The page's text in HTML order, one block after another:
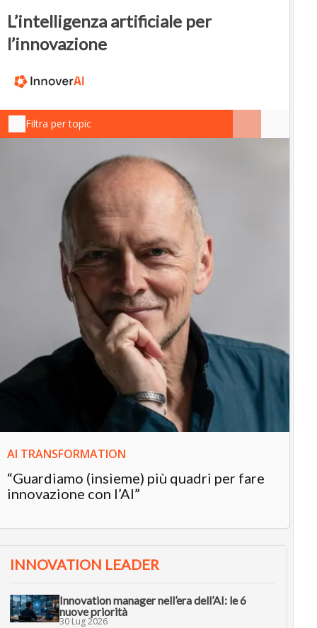
L’intelligenza artificiale per
l’innovazione
Filtra per topic
AI TRANSFORMATION
“Guardiamo (insieme) più quadri per fare
innovazione con l’AI”
INNOVATION LEADER
Innovation manager nell’era dell’AI: le 6
nuove priorità
30 Lug 2026